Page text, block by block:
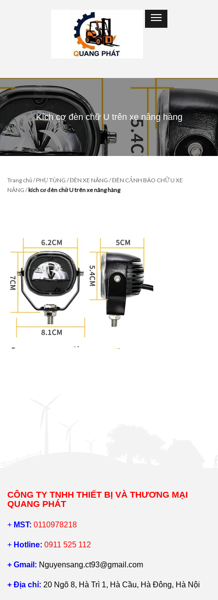
Kích cơ đèn chữ U trên xe nâng hàng
Trang chủ/PHỤ TÙNG /ĐÈN XE NÂNG /ĐÈN CẢNH BÁO CHỮ U XE
NÂNG /kích cơ đèn chữ U trên xe nâng hàng
CÔNG TY TNHH THIẾT BỊ VÀ THƯƠNG MẠI
QUANG PHÁT
+ MST: 0110978218
+ Hotline: 0911 525 112
+ Gmail: Nguyensang.ct93@gmail.com
+ Địa chỉ: 20 Ngõ 8, Hà Trì 1, Hà Cầu, Hà Đông, Hà Nội